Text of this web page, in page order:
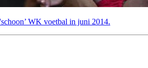
WK voetbal in juni 2014.